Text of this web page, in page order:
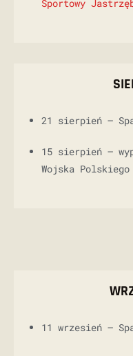
Sportowy
21 sierpień –
15 sierpień –
Wojska Polskiego
11 wrzesień –